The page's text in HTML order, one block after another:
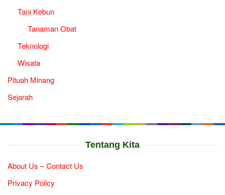
Tani Kebun
Tanaman Obat
Teknologi
Wisata
Pituah Minang
Sejarah
Tentang Kita
About Us – Contact Us
Privacy Policy